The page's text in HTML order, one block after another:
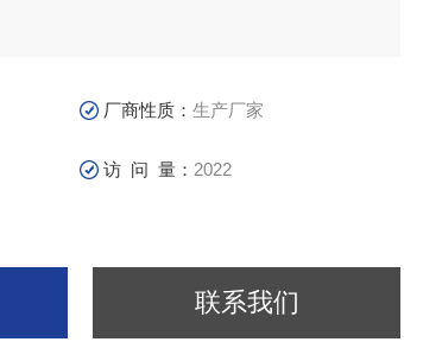
厂商性质：生产厂家
访 问 量： 2022
联系我们